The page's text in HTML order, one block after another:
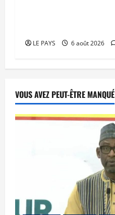
LE PAYS 6 août 2026
VOUS AVEZ PEUT-ÊTRE MANQUÉ